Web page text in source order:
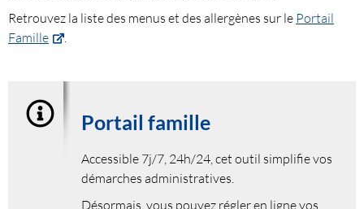
Retrouvez la liste des menus et des allergènes sur le Portail
Famille
Portail famille
Accessible 7j/7, 24h/24, cet outil simplifie vos
démarches administratives.
Désormais, vous pouvez régler en ligne vos